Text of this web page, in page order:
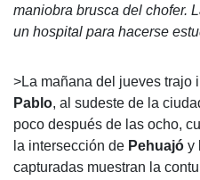
maniobra brusca del chofer.
un hospital para hacerse
>La mañana del jueves trajo
Pablo, al sudeste de la
poco después de las ocho,
la intersección de Pehuajó y
capturadas muestran la